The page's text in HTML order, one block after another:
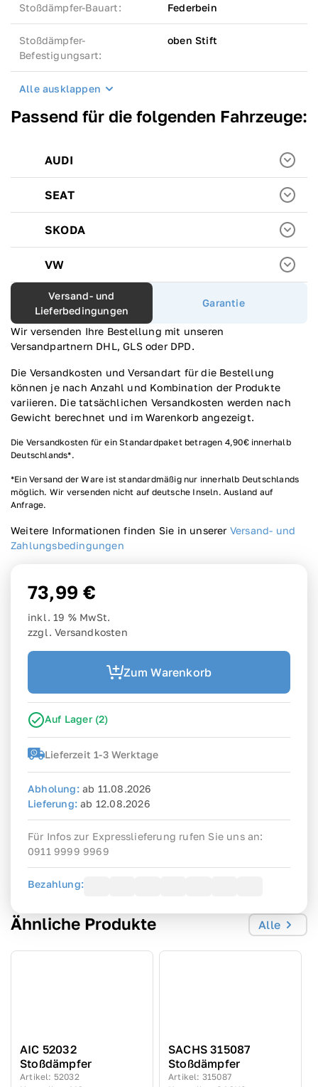
Stoßdämpfer-Bauart: Federbein
Stoßdämpfer-
Befestigungsart:
oben Stift
Alle ausklappen
Passend für die folgenden Fahrzeuge:
AUDI
SEAT
SKODA
VW
Versand- und
Lieferbedingungen
Garantie
Wir versenden Ihre Bestellung mit unseren
Versandpartnern DHL, GLS oder DPD.
Die Versandkosten und Versandart für die Bestellung
können je nach Anzahl und Kombination der Produkte
variieren. Die tatsächlichen Versandkosten werden nach
Gewicht berechnet und im Warenkorb angezeigt.
Die Versandkosten für ein Standardpaket betragen 4,90€ innerhalb
Deutschlands*.
*Ein Versand der Ware ist standardmäßig nur innerhalb Deutschlands
möglich. Wir versenden nicht auf deutsche Inseln. Ausland auf
Anfrage.
Weitere Informationen finden Sie in unserer Versand- und
Zahlungsbedingungen
73,99 €
inkl. 19 % MwSt.
zzgl. Versandkosten
Zum Warenkorb
Auf Lager (2)
Lieferzeit 1-3 Werktage
Abholung:ab 11.08.2026
Lieferung: ab 12.08.2026
Für Infos zur Expresslieferung rufen Sie uns an:
0911 9999 9969
Bezahlung:
Ähnliche Produkte Alle
AIC 52032
Stoßdämpfer
Artikel: 52032
SACHS 315087
Stoßdämpfer
Artikel: 315087